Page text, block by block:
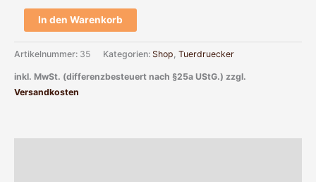
In den Warenkorb
Artikelnummer: 35 Kategorien: Shop Tuerdruecker
inkl. MwSt. (differenzbesteuert nach §25a UStG.) zzgl.
Versandkosten